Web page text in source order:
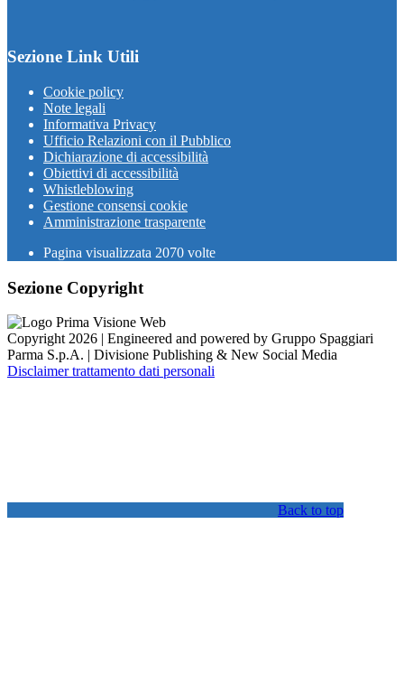
Sezione Link Utili
Cookie policy
Note legali
Informativa Privacy
Ufficio Relazioni con il Pubblico
Dichiarazione di accessibilità
Obiettivi di accessibilità
Whistleblowing
Gestione consensi cookie
Amministrazione trasparente
Pagina visualizzata 2070 volte
Sezione Copyright
Copyright 2026 | Engineered and powered by Gruppo Spaggiari
Parma S.p.A. | Divisione Publishing & New Social Media
Disclaimer trattamento dati personali
Back to top